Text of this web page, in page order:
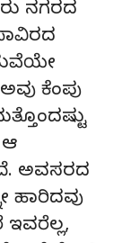
ನಗರದ
ಕೆಂಪು
ಆ
ಅವಸರದ
ಹಾರಿದವು
ಇವರೆಲ್ಲ,